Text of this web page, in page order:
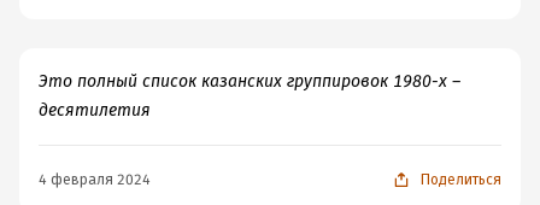
Это полный список казанских группировок 1980-х –
десятилетия
4 февраля 2024 Поделиться